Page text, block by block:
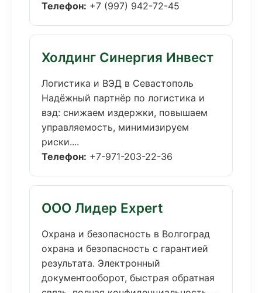
Телефон: +7 (997) 942-72-45
Холдинг Синергия Инвест
Логистика и ВЭД в Севастополь
Надёжный партнёр по логистика и
вэд: снижаем издержки, повышаем
управляемость, минимизируем
риски....
Телефон: +7-971-203-22-36
ООО Лидер Expert
Охрана и безопасность в Волгоград
охрана и безопасность с гарантией
результата. Электронный
документооборот, быстрая обратная